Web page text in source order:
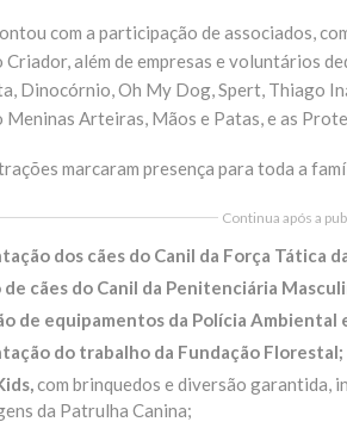
com a participação de associados,
Criador, além de empresas e voluntários
Dinocórnio, Oh My Dog, Spert, Thiago
Arteiras, Mãos e Patas, e as
marcaram presença para toda a
Continua após a
dos cães do Canil da Força Tática
de cães do Canil da Penitenciária
de equipamentos da Polícia Ambiental
do trabalho da Fundação Florestal;
com brinquedos e diversão garantida,
da Patrulha Canina;